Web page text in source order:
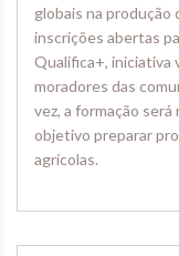
globais na produção
inscrições abertas
Qualifica+, iniciativa
moradores das
vez, a formação será
objetivo preparar
agrícolas.